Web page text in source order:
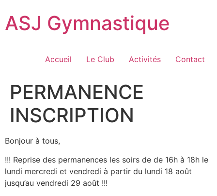
ASJ Gymnastique
Accueil Le Club Activités Contact
PERMANENCE
INSCRIPTION
Bonjour à tous,
!!! Reprise des permanences les soirs de de 16h à 18h le
lundi mercredi et vendredi à partir du lundi 18 août
jusqu’au vendredi 29 août !!!